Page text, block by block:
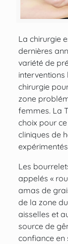
La chirurgie
dernières
variété de
chirurgie
zone
femmes. La
choix pour
cliniques de
Les
appelés «
amas de
de la zone
aisselles et
source de
confiance en